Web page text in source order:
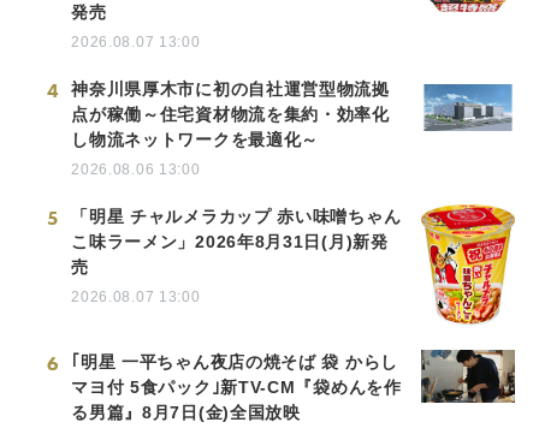
発売
2026.08.07 13:00
4
神奈川県厚木市に初の自社運営型物流拠
点が稼働～住宅資材物流を集約・効率化
し物流ネットワークを最適化～
2026.08.06 13:00
5
「明星 チャルメラカップ 赤い味噌ちゃん
こ味ラーメン」2026年8月31日(月)新発
売
2026.08.07 13:00
6
｢明星 一平ちゃん夜店の焼そば 袋 からし
マヨ付 5食パック｣新TV-CM『袋めんを作
る男篇』8月7日(金)全国放映